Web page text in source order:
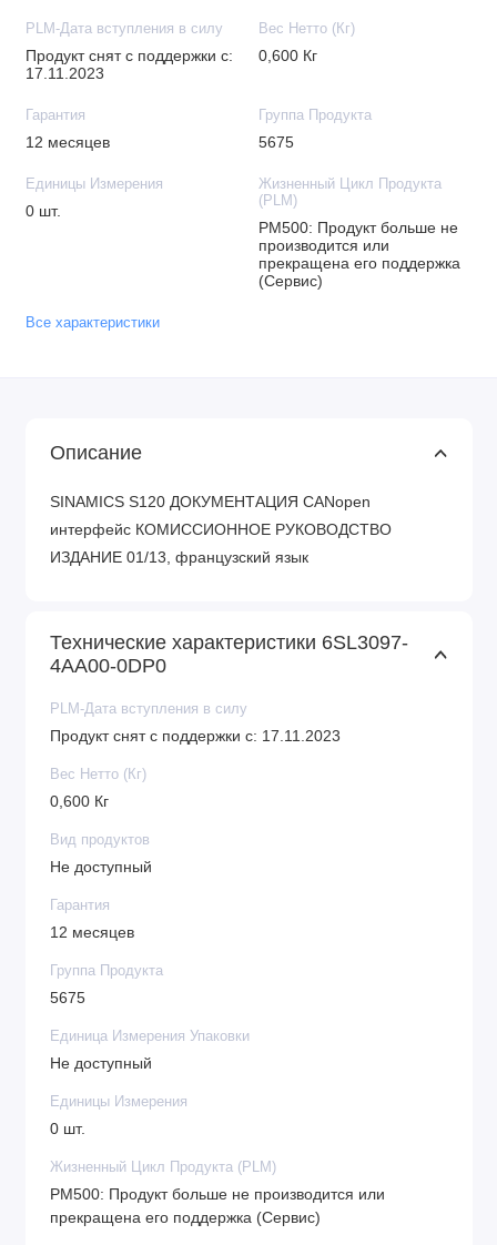
PLM-Дата вступления в силу
Продукт снят с поддержки с:
17.11.2023
Вес Нетто (Кг)
0,600 Кг
Гарантия
12 месяцев
Группа Продукта
5675
Единицы Измерения
0 шт.
Жизненный Цикл Продукта
(PLM)
PM500: Продукт больше не
производится или
прекращена его поддержка
(Сервис)
Все характеристики
Описание
SINAMICS S120 ДОКУМЕНТАЦИЯ CANopen
интерфейс КОМИССИОННОЕ РУКОВОДСТВО
ИЗДАНИЕ 01/13, французский язык
Технические характеристики 6SL3097-
4AA00-0DP0
PLM-Дата вступления в силу
Продукт снят с поддержки с: 17.11.2023
Вес Нетто (Кг)
0,600 Кг
Вид продуктов
Не доступный
Гарантия
12 месяцев
Группа Продукта
5675
Единица Измерения Упаковки
Не доступный
Единицы Измерения
0 шт.
Жизненный Цикл Продукта (PLM)
PM500: Продукт больше не производится или
прекращена его поддержка (Сервис)